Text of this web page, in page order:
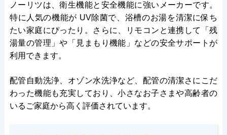
ノーリツは、衛生機能と安全機能に強いメーカーです。
特に人気の機能が UV除菌で、浴槽のお湯を清潔に保ち
たい家庭にぴったり。さらに、リモコンと連携して「残
湯量の管理」や「見まもり機能」などの安全サポートが
利用できます。
配管自動洗浄、オゾン水洗浄など、配管の清潔さにこだ
わった機能も充実しており、小さなお子さまや高齢者の
いるご家庭から高く評価されています。